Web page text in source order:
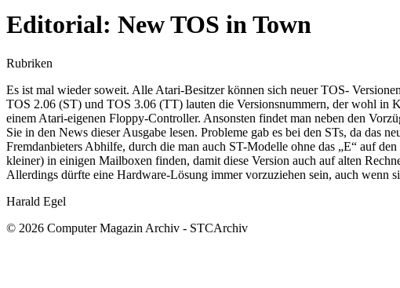
Editorial: New TOS in Town
Rubriken
Es ist mal wieder soweit. Alle Atari-Besitzer können sich neuer TOS-
TOS 2.06 (ST) und TOS 3.06 (TT) lauten die Versionsnummern, der wohl in
einem Atari-eigenen Floppy-Controller. Ansonsten findet man neben den
Sie in den News dieser Ausgabe lesen. Probleme gab es bei den STs, da
Fremdanbieters Abhilfe, durch die man auch ST-Modelle ohne das „E“ auf
kleiner) in einigen Mailboxen finden, damit diese Version auch auf alten
Allerdings dürfte eine Hardware-Lösung immer vorzuziehen sein, auch wenn
Harald Egel
© 2026 Computer Magazin Archiv - STCArchiv